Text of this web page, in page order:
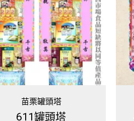
米塔罐頭塔
4X4祈福米塔(200G)